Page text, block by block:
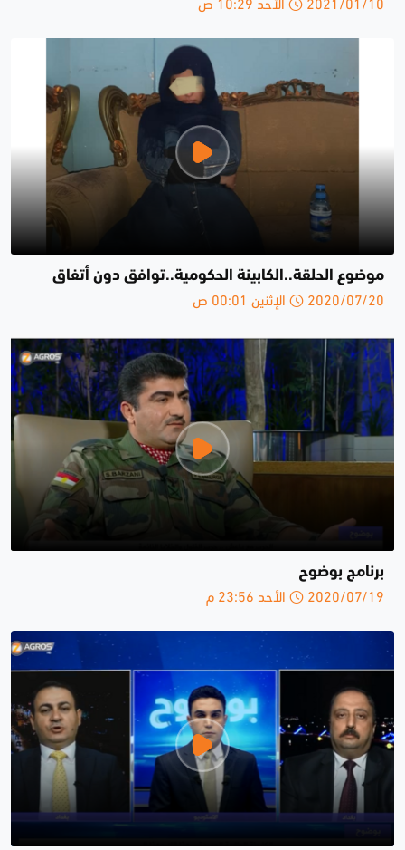
موضوع الحلقة..الكابينة الحكومية..توافق دون أتفاق
2020/07/20 الإثنين 00:01 ص
برنامج بوضوح
2020/07/19 الأحد 23:56 م